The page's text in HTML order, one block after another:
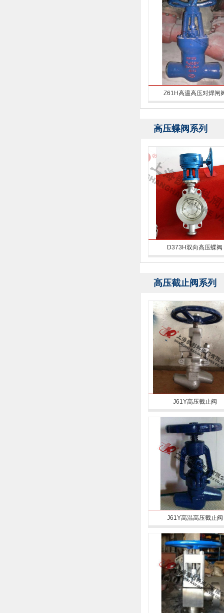
Z61H高温高压对焊闸
高压蝶阀系列
D373H双向高压蝶阀
高压截止阀系列
J61Y高压截止阀
J61Y高温高压截止阀